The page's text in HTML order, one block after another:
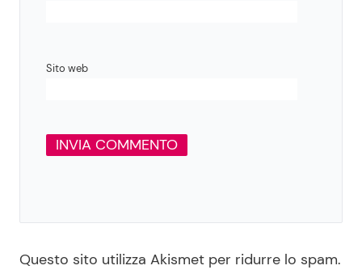
Sito web
Questo sito utilizza Akismet per ridurre lo spam.